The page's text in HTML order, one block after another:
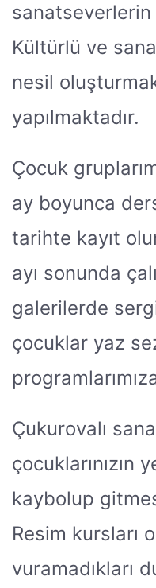
Kültürlü ve
nesil
yapılmaktadır.
Çocuk
ay boyunca
tarihte kayıt
ayı sonunda
galerilerde
çocuklar yaz
Çukurovalı
çocuklarınızın
kaybolup
Resim kursları
vuramadıkları